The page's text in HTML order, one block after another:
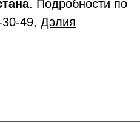
. Подробности по
49, Дэлия